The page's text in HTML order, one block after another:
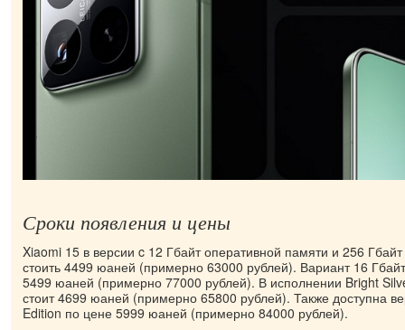
Сроки появления и цены
Xiaomi 15 в версии c 12 Гбайт оперативной памяти и 256
стоить 4499 юаней (примерно 63000 рублей). Вариант 16
5499 юаней (примерно 77000 рублей). В исполнении Bright
стоит 4699 юаней (примерно 65800 рублей). Также доступна
Edition по цене 5999 юаней (примерно 84000 рублей).